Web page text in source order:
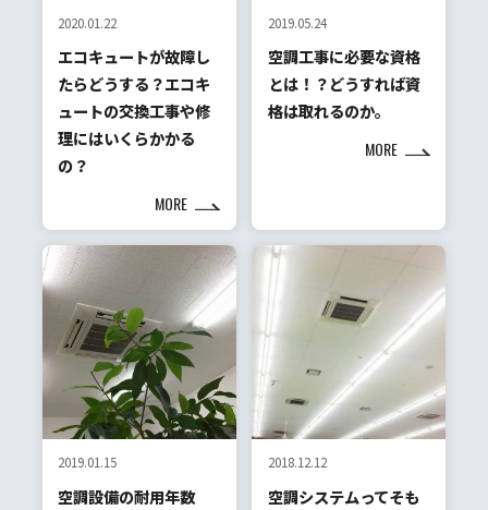
2020.01.22
エコキュートが故障し
たらどうする？エコキ
ュートの交換工事や修
理にはいくらかかる
の？
MORE
2019.05.24
空調工事に必要な資格
とは！？どうすれば資
格は取れるのか。
MORE
2019.01.15
空調設備の耐用年数
2018.12.12
空調システムってそも